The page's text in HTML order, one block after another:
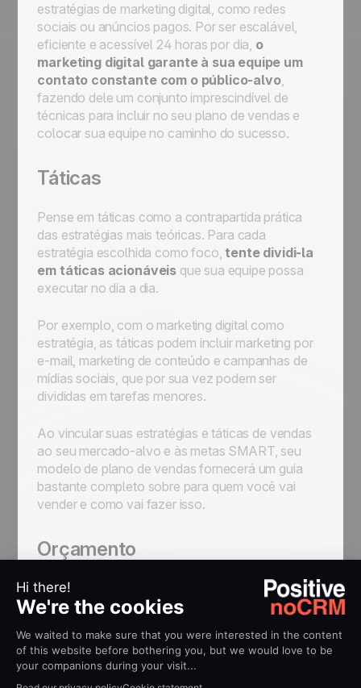
estratégias de marketing digital, como redes
sociais ou anúncios pagos. Por ser escalável,
eficiente e acessível 24 horas por dia, o
marketing digital garante à sua equipe um
contato constante com o público-alvo,
fazendo dele um conjunto imprescindível de
técnicas para incluir no seu plano de vendas e
colocar sua equipe no caminho do sucesso.
Táticas
Pense em táticas como a contrapartida prática
das estratégias mais teóricas. Para cada
estratégia escolhida como foco, tente dividi-la
em táticas acionáveis que sua equipe possa
executar no dia a dia.
Por exemplo, com o marketing digital como
estratégia, as táticas podem incluir marketing por
e-mail, marketing de conteúdo e campanhas de
mídias sociais, que por sua vez podem ser
divididas em tarefas menores.
Ao vincular suas estratégias e táticas de vendas
ao seu mercado-alvo e às metas SMART, seu
modelo de plano de vendas fornecerá um guia
bastante completo sobre para quem você vai
vender e como vai fazer isso.
Orçamento
Margens, margens, margens: nenhuma equipe de
vendas jamais alcançou o sucesso sem dar
objetivo final. É somenteadministrando de
perto seu orçamentoque você será capaz de
maximizar o lucro e chegar no patamar de